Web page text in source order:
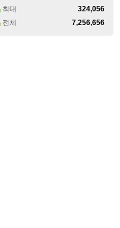
최대
324,056
전체
7,256,656